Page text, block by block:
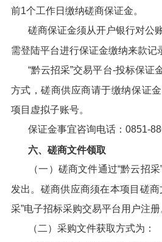
前1个工作日缴纳磋商保证金。
磋商保证金须从开户银行对公
需登陆平台进行保证金缴纳来款记
“黔云招采”交易平台-投标保证
方式，磋商供应商请于缴纳保证
项目虚拟子账号。
保证金事宜咨询电话：0851-
六、磋商文件领取
（一）磋商文件通过“黔云招
发出。磋商供应商须在本项目磋
采”电子招标采购交易平台用户注册
（二）采购文件获取方式为：